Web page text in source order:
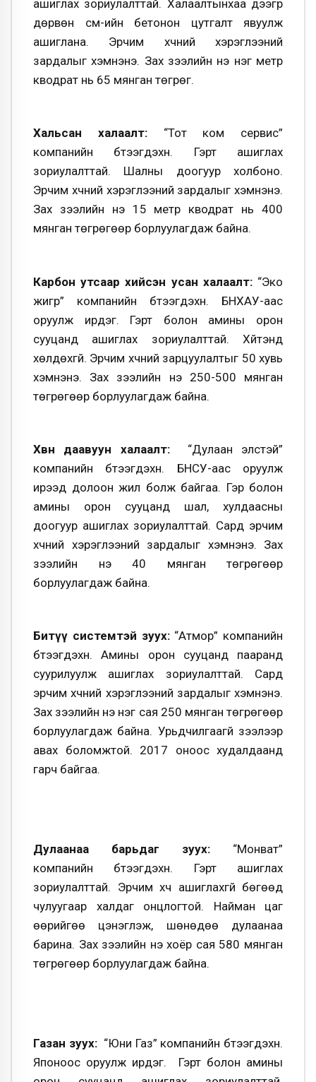
ашиглах зориулалттай. Халаалтынхаа дээгүүр
дөрвөн см-ийн бетонон цутгалт явуулж
ашиглана. Эрчим хүчний хэрэглээний
зардалыг хэмнэнэ. Зах зээлийн үнэ нэг метр
кводрат нь 65 мянган төгрөг.
Хальсан халаалт:“Тот ком сервис”
компанийн бүтээгдэхүүн. Гэрт ашиглах
зориулалттай. Шалны доогуур холбоно.
Эрчим хүчний хэрэглээний зардалыг хэмнэнэ.
Зах зээлийн үнэ 15 метр кводрат нь 400
мянган төгрөгөөр борлуулагдаж байна.
Карбон утсаар хийсэн усан халаалт:“Эко
жигүүр” компанийн бүтээгдэхүүн. БНХАУ-аас
оруулж ирдэг. Гэрт болон амины орон
сууцанд ашиглах зориулалттай. Хүйтэнд
хөлдөхгүй. Эрчим хүчний зарцуулалтыг 50 хувь
хэмнэнэ. Зах зээлийн үнэ 250-500 мянган
төгрөгөөр борлуулагдаж байна.
Хөвөн даавуун халаалт:“Дулаан элстэй”
компанийн бүтээгдэхүүн. БНСУ-аас оруулж
ирээд долоон жил болж байгаа. Гэр болон
амины орон сууцанд шал, хулдаасны
доогуур ашиглах зориулалттай. Сард эрчим
хүчний хэрэглээний зардалыг хэмнэнэ. Зах
зээлийн үнэ 40 мянган төгрөгөөр
борлуулагдаж байна.
Битүү системтэй зуух:“Атмор” компанийн
бүтээгдэхүүн. Амины орон сууцанд пааранд
суурилуулж ашиглах зориулалттай. Сард
эрчим хүчний хэрэглээний зардалыг хэмнэнэ.
Зах зээлийн үнэ нэг сая 250 мянган төгрөгөөр
борлуулагдаж байна. Урьдчилгаагүй зээлээр
авах боломжтой. 2017 оноос худалдаанд
гарч байгаа.
Дулаанаа барьдаг зуух: “Монват”
компанийн бүтээгдэхүүн. Гэрт ашиглах
зориулалттай. Эрчим хүч ашиглахгүй бөгөөд
чулуугаар халдаг онцлогтой. Найман цаг
өөрийгөө цэнэглэж, шөнөдөө дулаанаа
барина. Зах зээлийн үнэ хоёр сая 580 мянган
төгрөгөөр борлуулагдаж байна.
Газан зуух: “Юни Газ” компанийн бүтээгдэхүүн.
Японоос оруулж ирдэг. Гэрт болон амины